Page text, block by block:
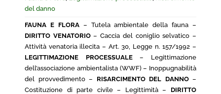
del danno
FAUNA E FLORA– Tutela ambientale della fauna –
DIRITTO VENATORIO– Caccia del coniglio selvatico –
Attività venatoria illecita – Art. 30, Legge n. 157/1992 –
LEGITTIMAZIONE PROCESSUALE– Legittimazione
dell’associazione ambientalista (WWF) – Inoppugnabilità
del provvedimento – RISARCIMENTO DEL DANNO–
Costituzione di parte civile – Legittimità – DIRITTO